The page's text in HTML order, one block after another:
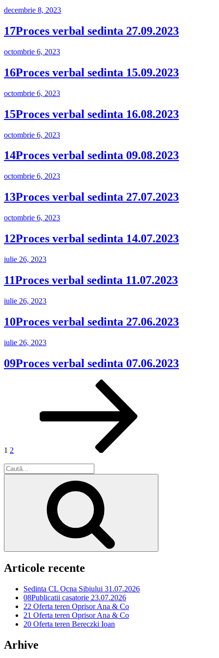
Publicat
decembrie 8, 2023
17Proces verbal sedinta 27.09.2023
Publicat
octombrie 6, 2023
16Proces verbal sedinta 15.09.2023
Publicat
octombrie 6, 2023
15Proces verbal sedinta 16.08.2023
Publicat
octombrie 6, 2023
14Proces verbal sedinta 09.08.2023
Publicat
octombrie 6, 2023
13Proces verbal sedinta 27.07.2023
Publicat
octombrie 6, 2023
12Proces verbal sedinta 14.07.2023
Publicat
iulie 26, 2023
11Proces verbal sedinta 11.07.2023
Publicat
iulie 26, 2023
10Proces verbal sedinta 27.06.2023
Publicat
iulie 26, 2023
09Proces verbal sedinta 07.06.2023
1 2
Caută
după:
Articole recente
Sedinta CL Ocna Sibiului 31.07.2026
08Publicatii casatorie 23.07.2026
22 Oferta teren Oprisor Ana & Co
21 Oferta teren Oprisor Ana & Co
20 Oferta teren Bereczki Ioan
Arhive